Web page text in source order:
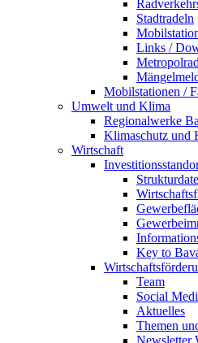
Stadtradeln
Links /
Mobilstationen /
Umwelt und Klima
Regionalwerke
Klimaschutz und
Wirtschaft
Key to
Team
Social
Aktuelles
Themen
Newsletter